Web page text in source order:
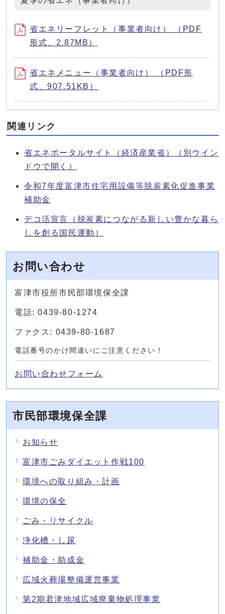
省エネリーフレット（事業者向け） （PDF
形式、2.87MB）
省エネメニュー（事業者向け） （PDF形
式、907.51KB）
関連リンク
省エネポータルサイト（経済産業省）
（別ウイン
ドウで開く）
令和7年度富津市住宅用設備等脱炭素化促進事業
補助金
デコ活宣言（脱炭素につながる新しい豊かな暮ら
しを創る国民運動）
お問い合わせ
富津市役所市民部環境保全課
電話: 0439-80-1274
ファクス: 0439-80-1687
電話番号のかけ間違いにご注意ください！
お問い合わせフォーム
市民部環境保全課
お知らせ
富津市ごみダイエット作戦100
環境への取り組み・計画
環境の保全
ごみ・リサイクル
浄化槽・し尿
補助金・助成金
広域火葬場整備運営事業
第2期君津地域広域廃棄物処理事業